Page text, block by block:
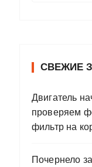
СВЕЖИЕ
Двигатель
проверяем
фильтр на
Почернело